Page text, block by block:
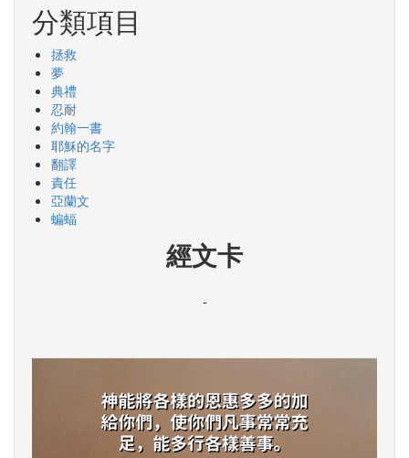
分類項目
拯救
夢
典禮
忍耐
約翰一書
耶穌的名字
翻譯
責任
亞蘭文
蝙蝠
經文卡
-